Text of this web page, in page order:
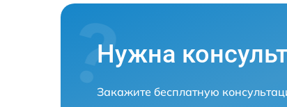
Нужна
Закажите бесплатную